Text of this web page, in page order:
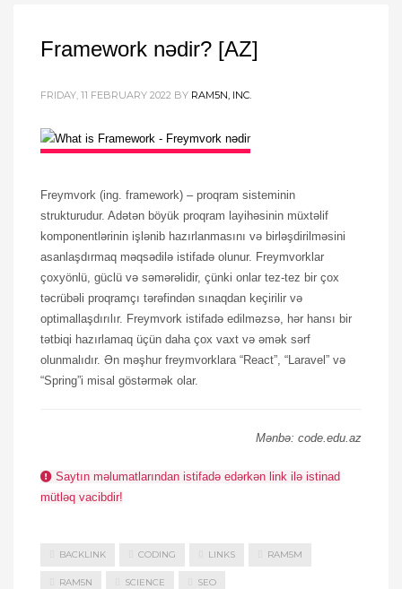
Framework nədir? [AZ]
FRIDAY, 11 FEBRUARY 2022 BY RAM5N, INC.
Freymvork (ing. framework) – proqram sisteminin
strukturudur. Adətən böyük proqram layihəsinin müxtəlif
komponentlərinin işlənib hazırlanmasını və birləşdirilməsini
asanlaşdırmaq məqsədilə istifadə olunur. Freymvorklar
çoxyönlü, güclü və səmərəlidir, çünki onlar tez-tez bir çox
təcrübəli proqramçı tərəfindən sınaqdan keçirilir və
optimallaşdırılır. Freymvork istifadə edilməzsə, hər hansı bir
tətbiqi hazırlamaq üçün daha çox vaxt və əmək sərf
olunmalıdır. Ən məşhur freymvorklara “React”, “Laravel” və
“Spring”i misal göstərmək olar.
Mənbə: code.edu.az
Saytın məlumatlarından istifadə edərkən link ilə istinad
mütləq vacibdir!
BACKLINK CODING LINKS RAM5M
RAM5N SCIENCE SEO